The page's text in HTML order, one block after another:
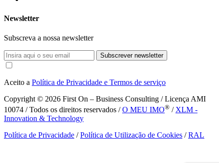
Newsletter
Subscreva a nossa newsletter
Subscrever newsletter
Aceito a Política de Privacidade e Termos de serviço
Copyright © 2026 First On – Business Consulting / Licença AMI
10074 / Todos os direitos reservados /O MEU IMO® / XLM -
Innovation & Technology
Política de Privacidade /Política de Utilização de Cookies /RAL